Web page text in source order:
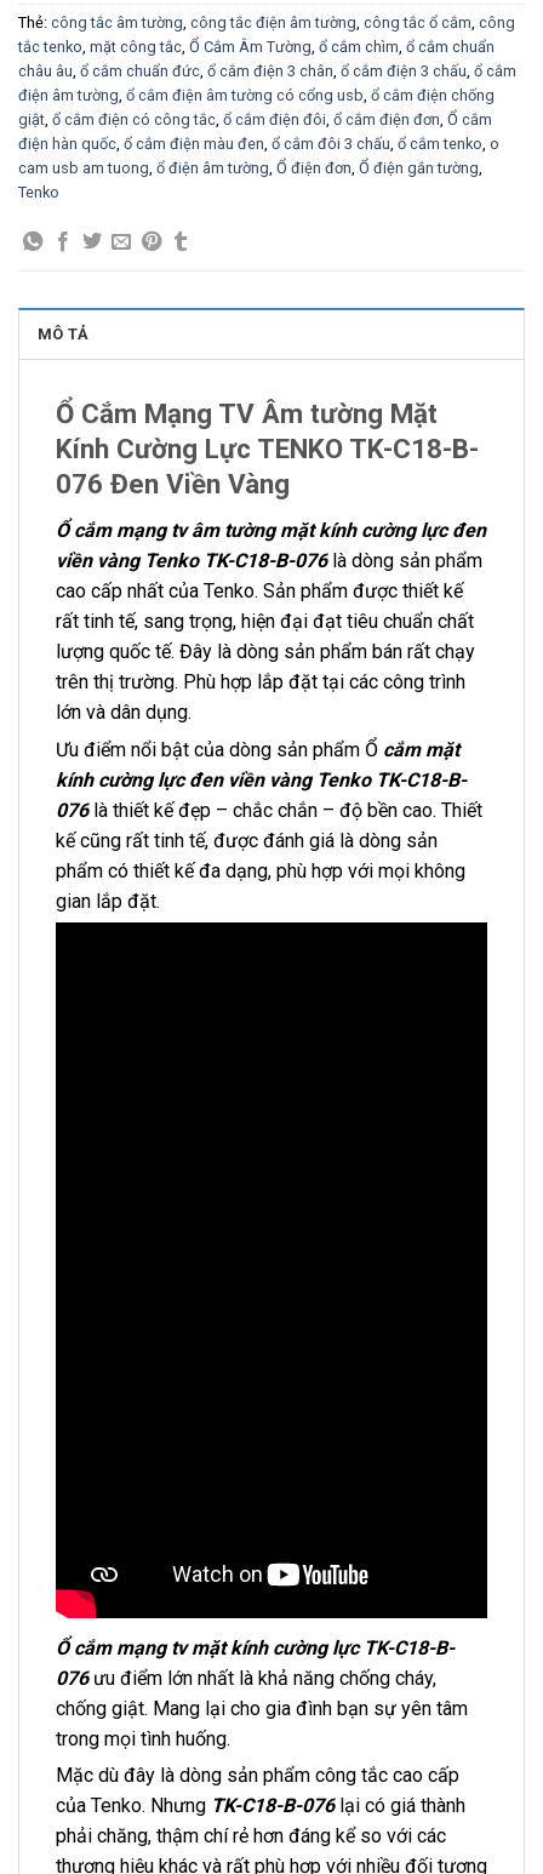
Thẻ: công tắc âm tường công tắc điện âm tường công tắc ổ cắm công
tắc tenko mặt công tắc Ổ Cắm Âm Tường ổ cắm chìm ổ cắm chuẩn
châu âu ổ cắm chuẩn đức ổ cắm điện 3 chân ổ cắm điện 3 chấu ổ cắm
điện âm tường ổ cắm điện âm tường có cổng usb ổ cắm điện chống
giật ổ cắm điện có công tắc ổ cắm điện đôi ổ cắm điện đơn Ổ cắm
điện hàn quốc ổ cắm điện màu đen ổ cắm đôi 3 chấu ổ cắm tenko o
cam usb am tuong ổ điện âm tường Ổ điện đơn Ổ điện gắn tường
Tenko
MÔ TẢ
Ổ Cắm Mạng TV Âm tường Mặt
Kính Cường Lực TENKO TK-C18-B-
076 Đen Viền Vàng
Ổ cắm mạng tv âm tường mặt kính cường lực đen
viền vàng Tenko TK-C18-B-076là dòng sản phẩm
cao cấp nhất của Tenko. Sản phẩm được thiết kế
rất tinh tế, sang trọng, hiện đại đạt tiêu chuẩn chất
lượng quốc tế. Đây là dòng sản phẩm bán rất chạy
trên thị trường. Phù hợp lắp đặt tại các công trình
lớn và dân dụng.
Ưu điểm nổi bật của dòng sản phẩm Ổ cắm mặt
kính cường lực đen viền vàng Tenko TK-C18-B-
076là thiết kế đẹp – chắc chắn – độ bền cao. Thiết
kế cũng rất tinh tế, được đánh giá là dòng sản
phẩm có thiết kế đa dạng, phù hợp với mọi không
gian lắp đặt.
Ổ cắm mạng tv mặt kính cường lực TK-C18-B-
076ưu điểm lớn nhất là khả năng chống cháy,
chống giật. Mang lại cho gia đình bạn sự yên tâm
trong mọi tình huống.
Mặc dù đây là dòng sản phẩm công tắc cao cấp
của Tenko. Nhưng TK-C18-B-076 lại có giá thành
phải chăng, thậm chí rẻ hơn đáng kể so với các
thương hiệu khác và rất phù hợp với nhiều đối tượng